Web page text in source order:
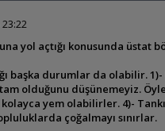
23:22
yol açtığı konusunda
başka durumlar da olabilir.
olduğunu düşünemeyiz.
kolayca yem olabilirler. 4)-
çoğalmayı sınırlar.